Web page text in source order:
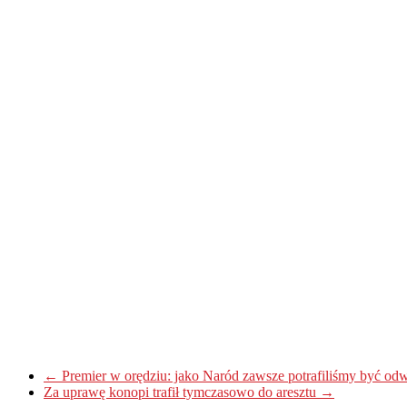
← Premier w orędziu: jako Naród zawsze potrafiliśmy być
Za uprawę konopi trafił tymczasowo do aresztu →